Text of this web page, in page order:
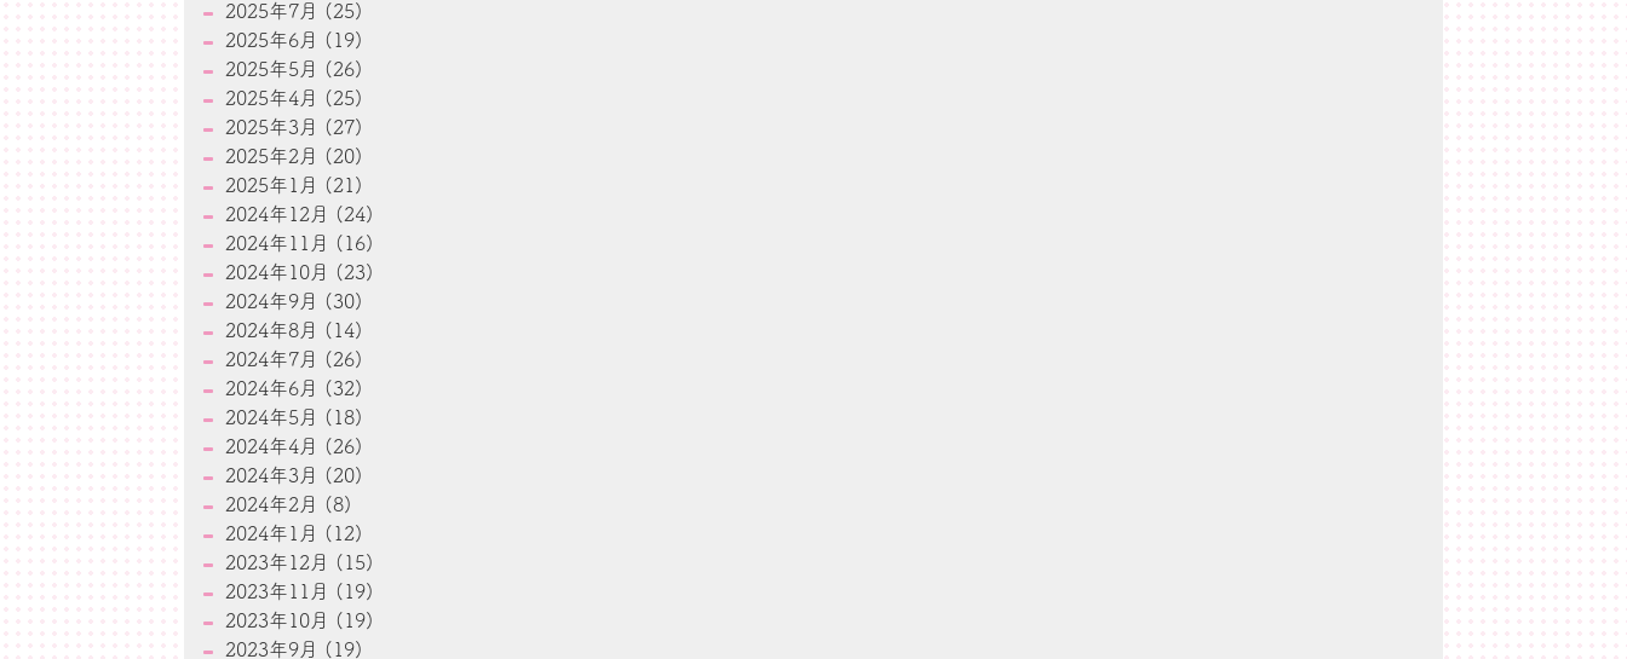
2025年7月 (25)
2025年6月 (19)
2025年5月 (26)
2025年4月 (25)
2025年3月 (27)
2025年2月 (20)
2025年1月 (21)
2024年12月 (24)
2024年11月 (16)
2024年10月 (23)
2024年9月 (30)
2024年8月 (14)
2024年7月 (26)
2024年6月 (32)
2024年5月 (18)
2024年4月 (26)
2024年3月 (20)
2024年2月 (8)
2024年1月 (12)
2023年12月 (15)
2023年11月 (19)
2023年10月 (19)
2023年9月 (19)